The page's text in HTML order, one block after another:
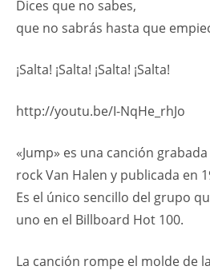
Dices que no sabes,
que no sabrás hasta que
¡Salta! ¡Salta! ¡Salta! ¡Salta!
http://youtu.be/I-NqHe_rhJo
«Jump» es una canción
rock Van Halen y publicada en
Es el único sencillo del grupo
uno en el Billboard Hot 100.
La canción rompe el molde de